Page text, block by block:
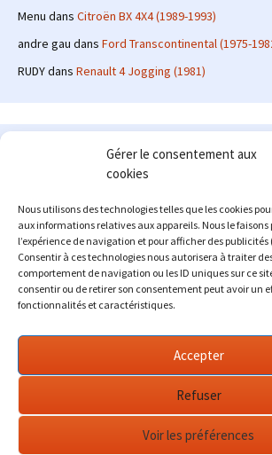
Gérer le consentement aux
cookies
Nous utilisons des technologies telles que les cookies
aux informations relatives aux appareils. Nous le
l’expérience de navigation et pour afficher des
Consentir à ces technologies nous autorisera à traiter
comportement de navigation ou les ID uniques sur ce
consentir ou de retirer son consentement peut avoir un
fonctionnalités et caractéristiques.
Accepter
Refuser
Voir les préférences
Menu dans Citroën BX 4X4 (1989-1993)
andre gau dans Ford Transcontinental (1975-
RUDYdans Renault 4 Jogging (1981)
Le site en quelques mots
: passionné d'automobile
nombreuses années, j'ai commencé à
internet à partir de 2009 au travers d'un blog
succès. Fin 2013, je décide de prendre mon
avec mon propre site : l'Automobile Ancienne.
Me contacter : alex(at)lautomobileancienne.com
Fièrement propulsé par